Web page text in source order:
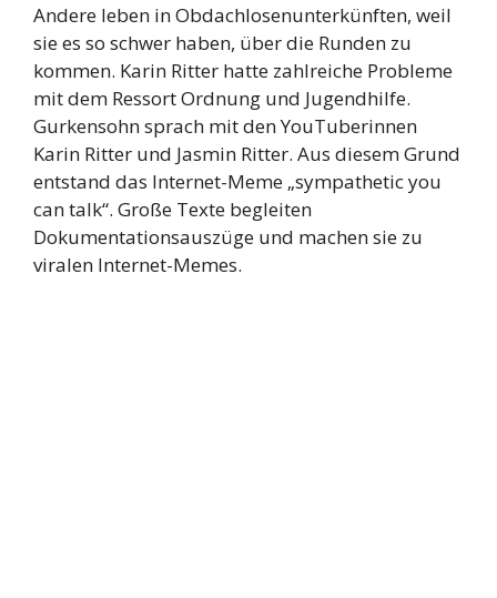
Andere leben in Obdachlosenunterkünften, weil
sie es so schwer haben, über die Runden zu
kommen. Karin Ritter hatte zahlreiche Probleme
mit dem Ressort Ordnung und Jugendhilfe.
Gurkensohn sprach mit den YouTuberinnen
Karin Ritter und Jasmin Ritter. Aus diesem Grund
entstand das Internet-Meme „sympathetic you
can talk“. Große Texte begleiten
Dokumentationsauszüge und machen sie zu
viralen Internet-Memes.